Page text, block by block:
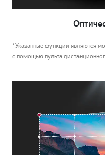
*Указанные функции являются
с помощью пульта